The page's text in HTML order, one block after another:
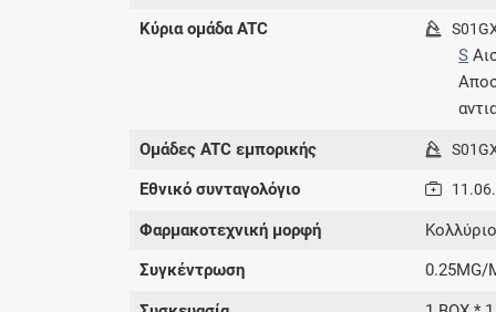
Κύρια ομάδα ATC
S
Ομάδες ATC εμπορικής
Εθνικό συνταγολόγιο
Φαρμακοτεχνική μορφή
Συγκέντρωση 0.25MG/